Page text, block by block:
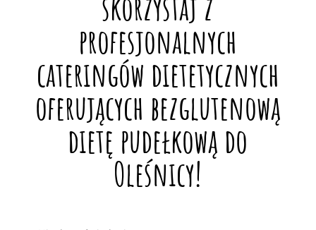
profesjonalnych
cateringów dietetycznych
oferujących bezglutenową
dietę pudełkową do
Oleśnicy!